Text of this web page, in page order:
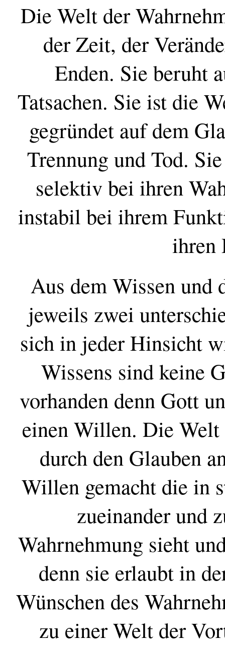
Die Welt der
der Zeit, der
Enden. Sie beruht
Tatsachen. Sie ist die
gegründet auf dem
Trennung und Tod.
selektiv bei ihren
instabil bei ihrem
ihren
Aus dem Wissen und
jeweils zwei
sich in jeder Hinsicht
Wissens sind keine
vorhanden denn Gott
einen Willen. Die Welt
durch den Glauben
Willen gemacht die in
zueinander und
Wahrnehmung sieht
denn sie erlaubt in
Wünschen des
zu einer Welt der